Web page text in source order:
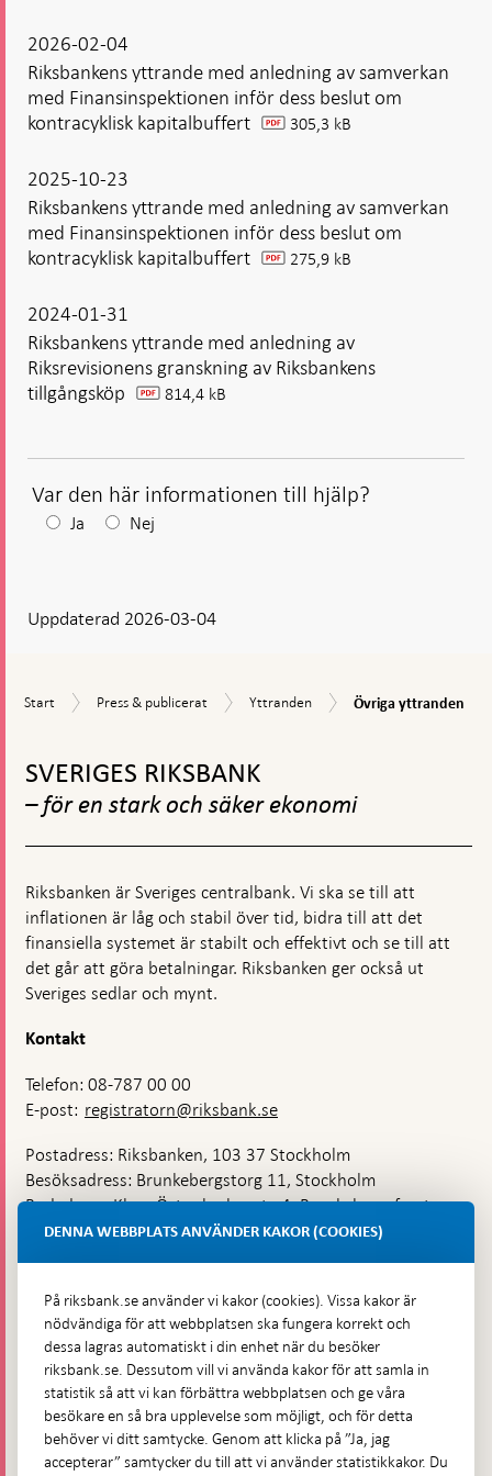
2026-02-04
Riksbankens yttrande med anledning av samverkan
med Finansinspektionen inför dess beslut om
kontracyklisk kapitalbuffert pdf 305,3 kB
2025-10-23
Riksbankens yttrande med anledning av samverkan
med Finansinspektionen inför dess beslut om
kontracyklisk kapitalbuffert pdf 275,9 kB
2024-01-31
Riksbankens yttrande med anledning av
Riksrevisionens granskning av Riksbankens
tillgångsköp pdf 814,4 kB
Var den här informationen till hjälp?
Efter
visas
Ja Nej
Uppdaterad 2026-03-04
Start
Start
Press
Press & publicerat Yttranden
Yttranden
Övriga
yttranden
Övriga yttranden
toppnavigation
SVERIGES RIKSBANK
– för en stark och säker ekonomi
Riksbanken är Sveriges centralbank. Vi ska se till att
inflationen är låg och stabil över tid, bidra till att det
finansiella systemet är stabilt och effektivt och se till att
det går att göra betalningar. Riksbanken ger också ut
Sveriges sedlar och mynt.
Kontakt
Telefon: 08-787 00 00
E-post: registratorn@riksbank.se
Postadress: Riksbanken, 103 37 Stockholm
Besöksadress: Brunkebergstorg 11, Stockholm
Budadress: Klara Östra kyrkogata 4, Brunkebergsfaret,
Lastplats 6
Hitta direkt
Frågor och svar-
Öppnas
i
ny
Till Riksbankens webbarkiv-
Öppnas
i
Presskontakt
DENNA WEBBPLATS ANVÄNDER KAKOR (COOKIES)
På riksbank.se använder vi kakor (cookies). Vissa kakor är
nödvändiga för att webbplatsen ska fungera korrekt och
dessa lagras automatiskt i din enhet när du besöker
riksbank.se. Dessutom vill vi använda kakor för att samla in
statistik så att vi kan förbättra webbplatsen och ge våra
besökare en så bra upplevelse som möjligt, och för detta
behöver vi ditt samtycke. Genom att klicka på ”Ja, jag
accepterar” samtycker du till att vi använder statistikkakor. Du